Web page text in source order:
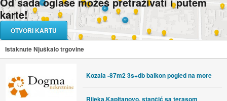
karte!
OTVORI KARTU
Istaknute Njuškalo trgovine
Kozala -87m2 3s+db balkon pogled na more
Rijeka,Kapitanovo, stančić sa terasom